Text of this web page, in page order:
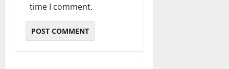
time I comment.